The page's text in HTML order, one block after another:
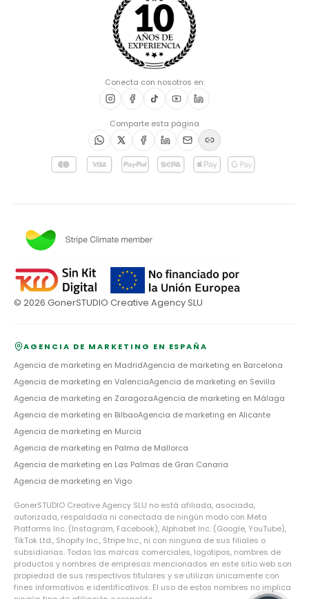
Conecta con nosotros en:
Comparte esta página
© 2026 GonerSTUDIO Creative Agency SLU
AGENCIA DE MARKETING EN ESPAÑA
Agencia de marketing en MadridAgencia de marketing en Barcelona
Agencia de marketing en ValenciaAgencia de marketing en Sevilla
Agencia de marketing en ZaragozaAgencia de marketing en Málaga
Agencia de marketing en BilbaoAgencia de marketing en Alicante
Agencia de marketing en Murcia
Agencia de marketing en Palma de Mallorca
Agencia de marketing en Las Palmas de Gran Canaria
Agencia de marketing en Vigo
GonerSTUDIO Creative Agency SLU no está afiliada, asociada,
autorizada, respaldada ni conectada de ningún modo con Meta
Platforms Inc. (Instagram, Facebook), Alphabet Inc. (Google, YouTube),
TikTok Ltd., Shopify Inc., Stripe Inc., ni con ninguna de sus filiales o
subsidiarias. Todas las marcas comerciales, logotipos, nombres de
productos y nombres de empresas mencionados en este sitio web son
propiedad de sus respectivos titulares y se utilizan únicamente con
fines informativos e identificativos. El uso de estos nombres no implica